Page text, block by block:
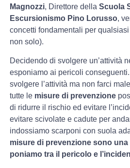
Magnozzi, Direttore della Scuola
Escursionismo Pino Lorusso,
concetti fondamentali per
non solo).
Decidendo di svolgere un’attività
esponiamo ai pericoli
svolgere l’attività ma non farci
tutte le misure di prevenzione
di ridurre il rischio ed evitare
evitare scivolate e cadute per
indossiamo scarponi con suola
misure di prevenzione sono una
poniamo tra il pericolo e